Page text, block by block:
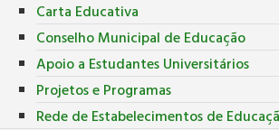
Carta Educativa
Conselho Municipal de Educação
Apoio a Estudantes Universitários
Projetos e Programas
Rede de Estabelecimentos de